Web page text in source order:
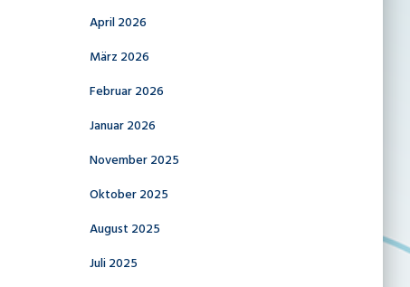
April 2026
März 2026
Februar 2026
Januar 2026
November 2025
Oktober 2025
August 2025
Juli 2025